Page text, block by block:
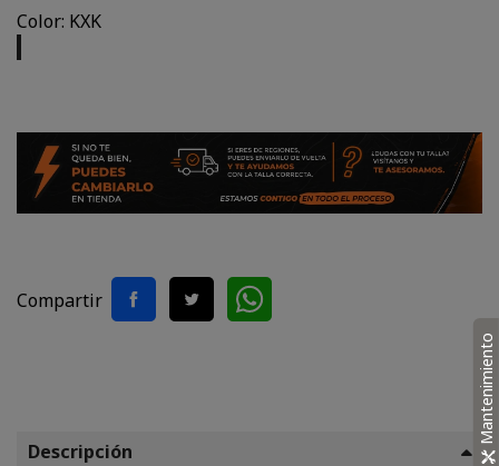
Color: KXK
Compartir
Descripción
Mantenimiento